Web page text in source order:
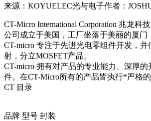
来源：KOYUELEC光与电子作者：
CT-Micro International Corporation 兆龙
公司成立于美国，工厂坐落于美丽的厦门
CT-micro 专注于先进光电零组件开发，
射，分立MOSFET产品。
CT-micro 拥有对产品的专业能力、深厚
件。在CT-Micro所有的产品皆执行*严格
CT 目录
品牌 型号 封装